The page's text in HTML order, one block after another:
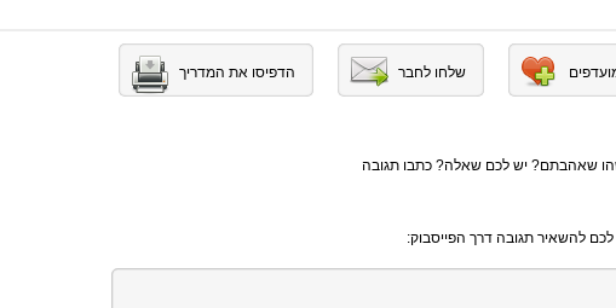
שלחו לחבר הדפיסו את המדריך
שאהבתם? יש לכם שאלה? כתבו תגובה
להשאיר תגובה דרך הפייסבוק: